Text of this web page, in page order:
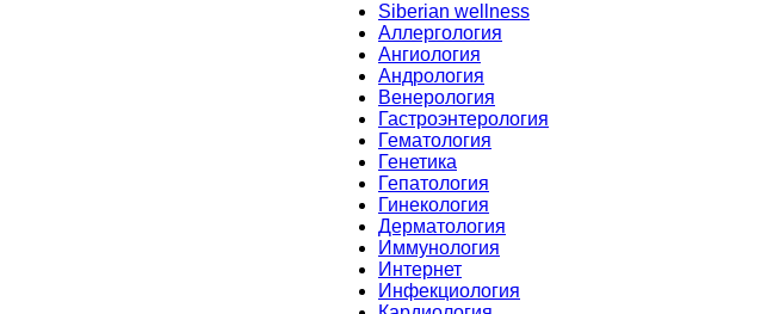
Siberian wellness
Аллергология
Ангиология
Андрология
Венерология
Гастроэнтерология
Гематология
Генетика
Гепатология
Гинекология
Дерматология
Иммунология
Интернет
Инфекциология